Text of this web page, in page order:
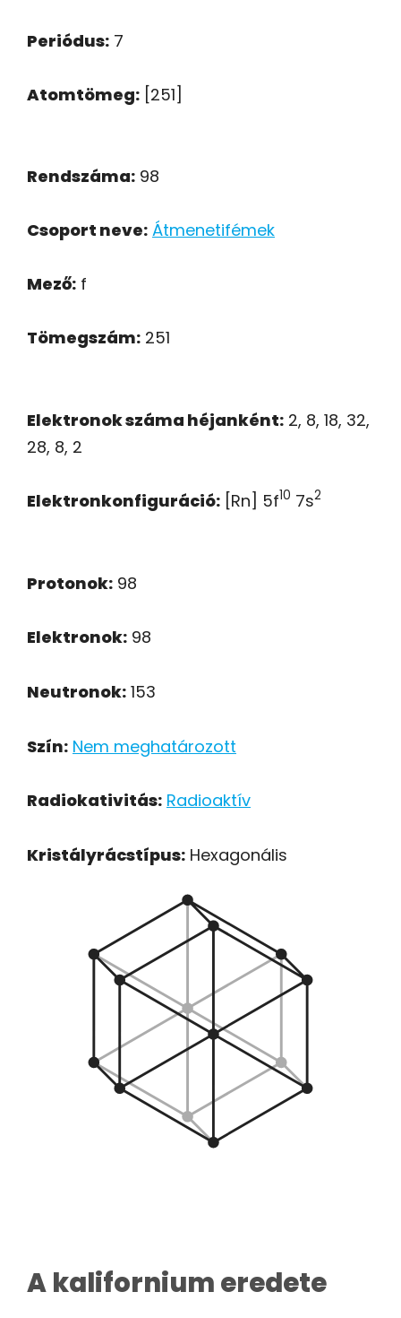
Periódus: 7
Atomtömeg: [251]
Rendszáma: 98
Csoport neve: Átmenetifémek
Mező: f
Tömegszám: 251
Elektronok száma héjanként: 2, 8, 18, 32,
28, 8, 2
Elektronkonfiguráció: [Rn] 5f10 7s2
Protonok: 98
Elektronok: 98
Neutronok: 153
Szín: Nem meghatározott
Radiokativitás: Radioaktív
Kristályrácstípus: Hexagonális
A kalifornium eredete